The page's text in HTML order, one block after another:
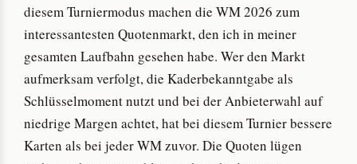
diesem Turniermodus machen die WM 2026 zum
interessantesten Quotenmarkt, den ich in meiner
gesamten Laufbahn gesehen habe. Wer den Markt
aufmerksam verfolgt, die Kaderbekanntgabe als
Schlüsselmoment nutzt und bei der Anbieterwahl auf
niedrige Margen achtet, hat bei diesem Turnier bessere
Karten als bei jeder WM zuvor. Die Quoten lügen